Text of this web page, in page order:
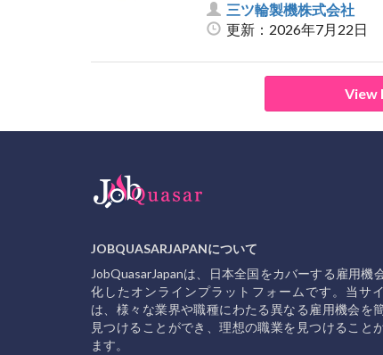
三ツ輪製機株式会社
更新：2026年7月22日
View
JOBQUASARJAPANについて
JobQuasarJapanは、日本全国をカバーする雇用機
化したオンラインプラットフォームです。当サ
は、様々な業界や職種にわたる異なる雇用機会を
見つけることができ、理想の職業を見つけること
ます。